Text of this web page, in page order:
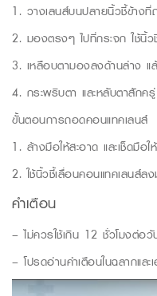
1. วางเลนส์บนปลายนิ้วชี้ข้าง
2. มองตรงๆ ไปที่กระจก ใช้นิ้ว
3. เหลือบตามองลงด้านล่าง
4. กระพริบตา และหลับตาสักค
ขั้นตอนการถอดคอนแทคเลนส์
1. ล้างมือให้สะอาด และเช็ดมื
2. ใช้นิ้วชี้เลื่อนคอนแทคเลนส์ล
คำเตือน
– ไม่ควรใช้เกิน 12 ชั่วโมงต่อวั
– โปรดอ่านคำเตือนในฉลากแล